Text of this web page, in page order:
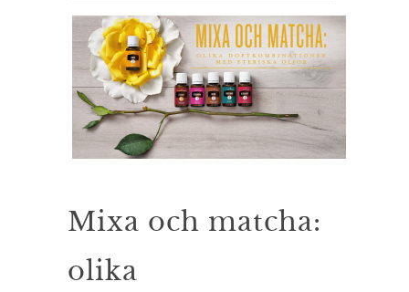
Mixa och matcha:
olika